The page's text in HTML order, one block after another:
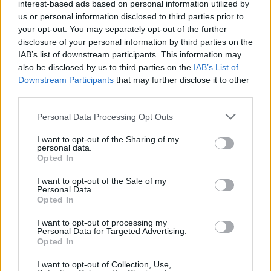
interest-based ads based on personal information utilized by
us or personal information disclosed to third parties prior to
your opt-out. You may separately opt-out of the further
disclosure of your personal information by third parties on the
IAB’s list of downstream participants. This information may
also be disclosed by us to third parties on the IAB’s List of
Downstream Participants that may further disclose it to other
Personal Data Processing Opt Outs
I want to opt-out of the Sharing of my
personal data.
Opted In
I want to opt-out of the Sale of my
Personal Data.
Opted In
I want to opt-out of processing my
Personal Data for Targeted Advertising.
Opted In
I want to opt-out of Collection, Use,
méret) / Turul 10 pieces
of letter paper in
original package,
untouched item from a
30s paper store!
(bigger size)’
Aukció:
Online Aukció /
Postatörténet, képeslap,
fotó, papírrégiség
Aukció időpontja: 2015-10-04
18:00
MEGTEKINTEM
méret) / To You 10
pieces of letter paper
in original package,
untouched item from a
30s paper store!
(bigger size)
Aukció:
Online Aukció /
Postatörténet, képeslap,
fotó, papírrégiség
Aukció időpontja: 2015-10-04
18:00
MEGTEKINTEM
KÖNYV, PAPÍRRÉGISÉG